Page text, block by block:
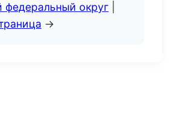
федеральный округ
→